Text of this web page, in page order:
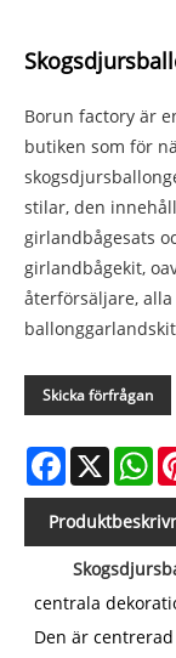
Borun factory är
butiken som för
stilar, den
girlandbågesats
girlandbågekit,
återförsäljare,
Skicka förfrågan
Facebook
X
centrala
Den är